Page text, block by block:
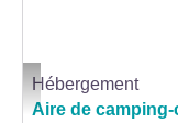
Aire de camping-car
Hébergement
Aire de